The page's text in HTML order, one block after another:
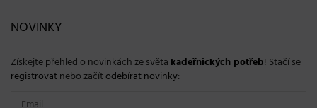
NOVINKY
Získejte přehled o novinkách ze světa kadeřnických potřeb! Stačí se
registrovatnebo začítodebírat novinky: